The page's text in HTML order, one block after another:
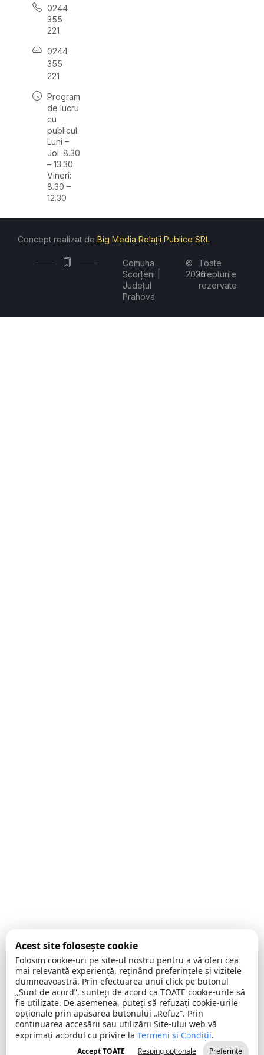
0244
355
221
0244
355
221
Program
de lucru
cu
publicul:
Luni –
Joi: 8.30
– 13.30
Vineri:
8.30 –
12.30
Comuna
Scorțeni |
Județul
Prahova
©
2026
Toate
drepturile
rezervate
Concept realizat de Big Media Relații Publice SRL
Acest site folosește cookie
Folosim cookie-uri pe site-ul nostru pentru a vă oferi cea
mai relevantă experiență, reținând preferințele și vizitele
dumneavoastră. Prin efectuarea unui click pe butonul
„Sunt de acord”, sunteți de acord ca TOATE cookie-urile să
fie utilizate. De asemenea, puteți să refuzați cookie-urile
opționale prin apăsarea butonului „Refuz”. Prin
continuarea accesării sau utilizării Site-ului web vă
exprimați acordul cu privire la Termeni și Condiții.
Accept TOATE Resping opționale Preferințe